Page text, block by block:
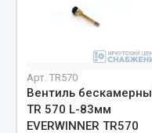
Выключатель массы
Весь раздел
Арт. TR570
Вентиль
TR 570 L-83мм
EVERWINNER TR570